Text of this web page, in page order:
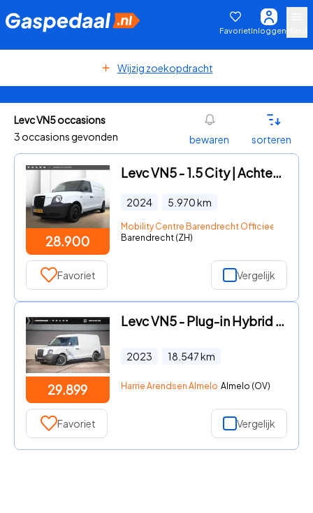
FavorietInloggen
Wijzig zoekopdracht
Levc VN5 occasions
3 occasions gevonden
bewaren sorteren
28.900
Levc VN5 - 1.5 City | Achteruitrijcamera | Parkeersensoren voor en acht
2024 5.970km
Mobility Centre Barendrecht Officieel dealer
Barendrecht (ZH)
Favoriet Vergelijk
29.899
Levc VN5 - Plug-in Hybrid City | Schuifdeur | Navigatie | LED koplampen
2023 18.547km
Harrie Arendsen Almelo Almelo (OV)
Favoriet Vergelijk